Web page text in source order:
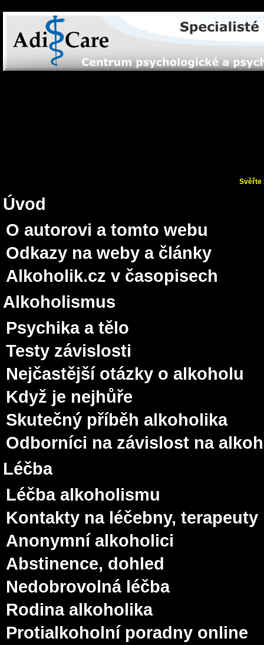
Svěřte
Úvod
O autorovi a tomto webu
Odkazy na weby a články
Alkoholik.cz v časopisech
Alkoholismus
Psychika a tělo
Testy závislosti
Nejčastější otázky o alkoholu
Když je nejhůře
Skutečný příběh alkoholika
Odborníci na závislost na
Léčba
Léčba alkoholismu
Kontakty na léčebny, terapeuty
Anonymní alkoholici
Abstinence, dohled
Nedobrovolná léčba
Rodina alkoholika
Protialkoholní poradny online